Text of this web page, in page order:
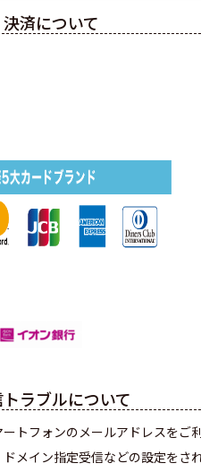
済について
ラブルについて
トフォンのメールアドレスをご
メイン指定受信などの設定をさ